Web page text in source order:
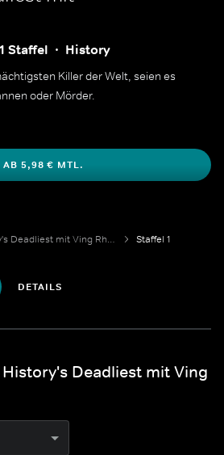
1 Staffel History
Killer der Welt, seien es
oder Mörder.
AB 5,98 € MTL.
History's Deadliest mit Ving Rhames Staffel 1
DETAILS
Deadliest mit Ving